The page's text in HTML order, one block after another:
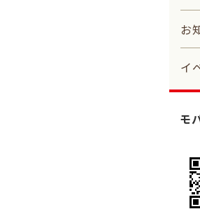
お
イ
モ